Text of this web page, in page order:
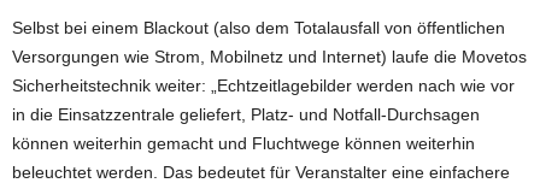
Selbst bei einem Blackout (also dem Totalausfall von öffentlichen
Versorgungen wie Strom, Mobilnetz und Internet) laufe die Movetos
Sicherheitstechnik weiter: „Echtzeitlagebilder werden nach wie vor
in die Einsatzzentrale geliefert, Platz- und Notfall-Durchsagen
können weiterhin gemacht und Fluchtwege können weiterhin
beleuchtet werden. Das bedeutet für Veranstalter eine einfachere